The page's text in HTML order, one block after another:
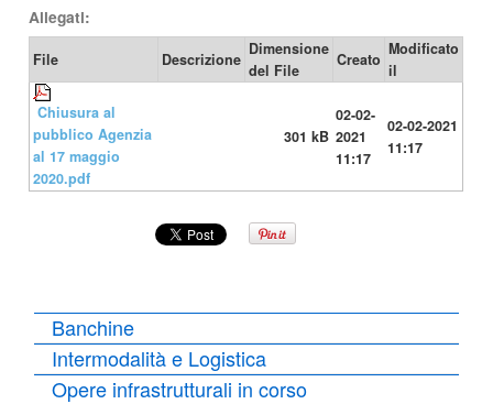
Allegati:
File Descrizione
Dimensione
del File
Creato
Modificato
il
Chiusura al
pubblico Agenzia
al 17 maggio
2020.pdf
301 kB
02-02-
2021
11:17
02-02-2021
11:17
Banchine
Intermodalità e Logistica
Opere infrastrutturali in corso